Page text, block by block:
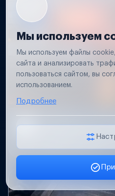
Проверим проводку и
Мы используем
Мы используем файлы
сайта и анализировать
пользоваться сайтом, вы
использованием.
Подробнее
Заявка